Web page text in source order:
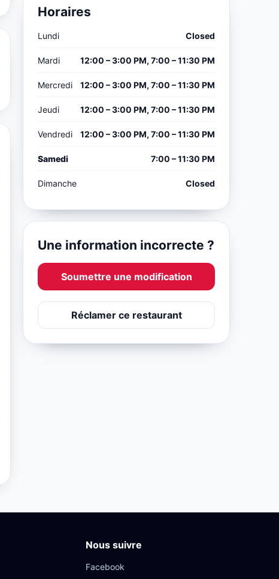
Horaires
Lundi Closed
Mardi 12:00 – 3:00 PM, 7:00 – 11:30 PM
Mercredi 12:00 – 3:00 PM, 7:00 – 11:30 PM
Jeudi 12:00 – 3:00 PM, 7:00 – 11:30 PM
Vendredi 12:00 – 3:00 PM, 7:00 – 11:30 PM
Samedi 7:00 – 11:30 PM
Dimanche Closed
Une information incorrecte ?
Soumettre une modification
Réclamer ce restaurant
Nous suivre
Facebook